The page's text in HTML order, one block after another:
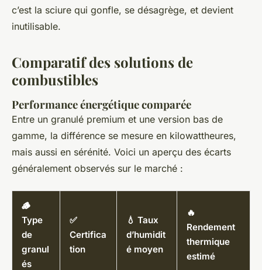
c’est la sciure qui gonfle, se désagrège, et devient
inutilisable.
Comparatif des solutions de
combustibles
Performance énergétique comparée
Entre un granulé premium et une version bas de
gamme, la différence se mesure en kilowattheures,
mais aussi en sérénité. Voici un aperçu des écarts
généralement observés sur le marché :
🪵
Type
de
granul
és
✅
Certifica
tion
💧 Taux
d’humidit
é moyen
🔥
Rendement
thermique
estimé